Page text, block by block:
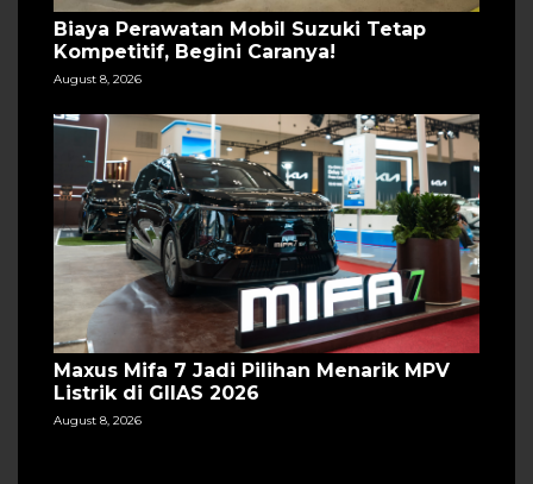
Biaya Perawatan Mobil Suzuki Tetap
Kompetitif, Begini Caranya!
August 8, 2026
Maxus Mifa 7 Jadi Pilihan Menarik MPV
Listrik di GIIAS 2026
August 8, 2026